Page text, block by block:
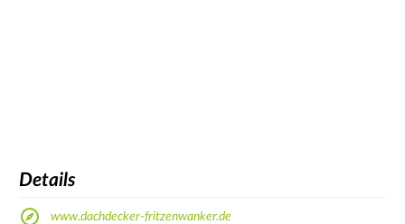
Details
www.dachdecker-fritzenwanker.de